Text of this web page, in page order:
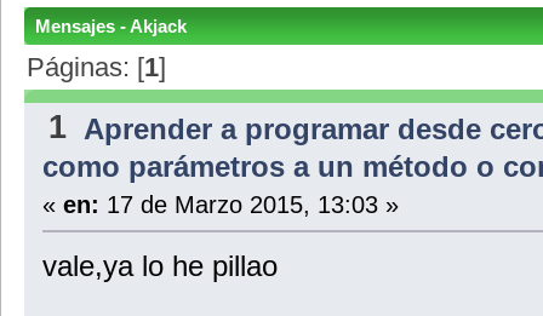
Mensajes - Akjack
Páginas: [1]
1 Aprender a programar desde
como parámetros a un método o
« en: 17 de Marzo 2015, 13:03 »
vale,ya lo he pillao